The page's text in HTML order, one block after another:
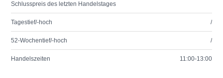
Schlusspreis des letzten Handelstages
Tagestief/-hoch /
52-Wochentief/-hoch /
Handelszeiten 11:00-13:00